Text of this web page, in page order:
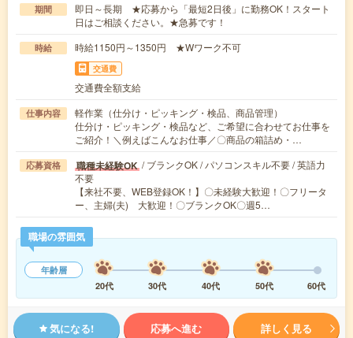
期間
即日～長期 ★応募から「最短2日後」に勤務OK！スタート
日はご相談ください。★急募です！
時給 時給1150円～1350円 ★Wワーク不可
交通費
交通費全額支給
仕事内容
軽作業（仕分け・ピッキング・検品、商品管理）
仕分け・ピッキング・検品など、ご希望に合わせてお仕事を
ご紹介！＼例えばこんなお仕事／〇商品の箱詰め・…
応募資格 職種未経験OK / ブランクOK / パソコンスキル不要 / 英語力
不要
【来社不要、WEB登録OK！】〇未経験大歓迎！〇フリータ
ー、主婦(夫) 大歓迎！〇ブランクOK〇週5…
職場の雰囲気
年齢層
20代
30代 40代 50代 60代
気になる! 応募へ進む 詳しく見る